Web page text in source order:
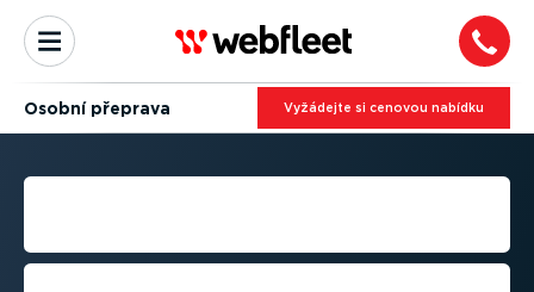
Osobní přeprava Vyžádejte si cenovou nabídku
SPRÁVA VOZOVÉHO PARKU
Zlepšete bezpečnost, dodržujte